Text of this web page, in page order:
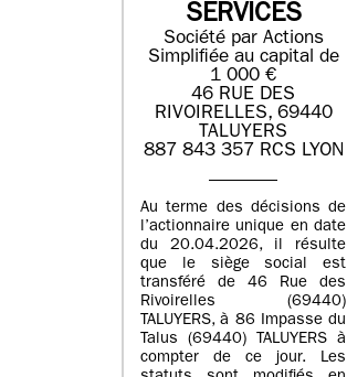
SERVICES
Société par Actions
Simplifiée au capital de
1 000 €
46 RUE DES
RIVOIRELLES, 69440
TALUYERS
887 843 357 RCS LYON
Au terme des décisions de
l’actionnaire unique en date
du 20.04.2026, il résulte
que le siège social est
transféré de 46 Rue des
Rivoirelles (69440)
TALUYERS, à 86 Impasse du
Talus (69440) TALUYERS à
compter de ce jour. Les